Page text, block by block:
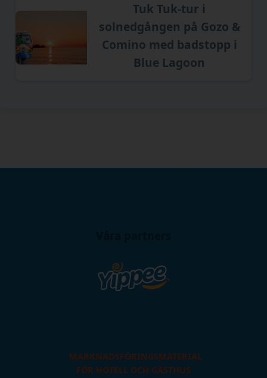
Tuk Tuk-tur i
solnedgången på Gozo &
Comino med badstopp i
Blue Lagoon
MARKNADSFÖRINGSMATERIAL
FÖR HOTELL OCH GÄSTHUS